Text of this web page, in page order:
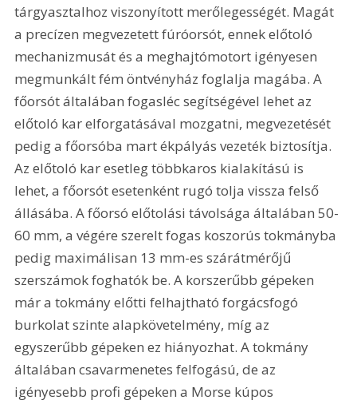
tárgyasztalhoz viszonyított merőlegességét. Magát
a precízen megvezetett fúróorsót, ennek előtoló
mechanizmusát és a meghajtómotort igényesen
megmunkált fém öntvényház foglalja magába. A
főorsót általában fogasléc segítségével lehet az
előtoló kar elforgatásával mozgatni, megvezetését
pedig a főorsóba mart ékpályás vezeték biztosítja.
Az előtoló kar esetleg többkaros kialakítású is
lehet, a főorsót esetenként rugó tolja vissza felső
állásába. A főorsó előtolási távolsága általában 50-
60 mm, a végére szerelt fogas koszorús tokmányba
pedig maximálisan 13 mm-es szárátmérőjű
szerszámok foghatók be. A korszerűbb gépeken
már a tokmány előtti felhajtható forgácsfogó
burkolat szinte alapkövetelmény, míg az
egyszerűbb gépeken ez hiányozhat. A tokmány
általában csavarmenetes felfogású, de az
igényesebb profi gépeken a Morse kúpos